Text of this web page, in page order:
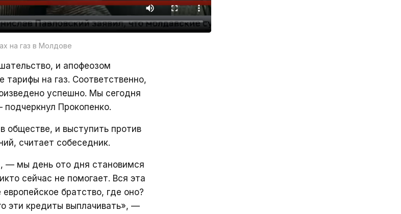
на газ в Молдове
и апофеозом
тарифы на газ. Соответственно,
успешно. Мы сегодня
Прокопенко.
обществе, и выступить против
считает собеседник.
— мы день ото дня становимся
сейчас не помогает. Вся эта
братство, где оно?
эти кредиты выплачивать», —